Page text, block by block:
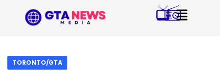
TORONTO/GTA